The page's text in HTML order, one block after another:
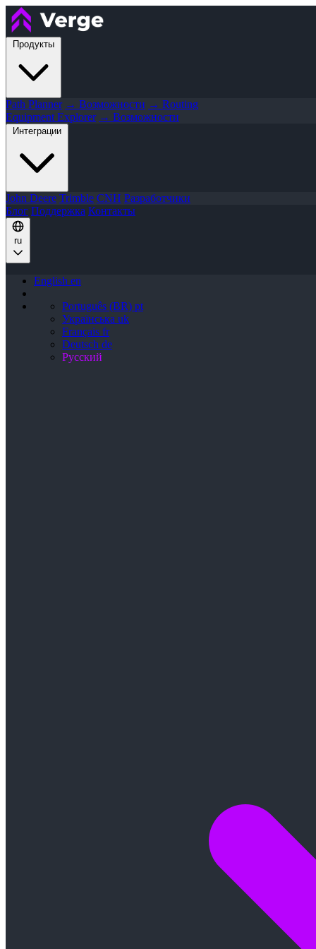
Продукты
Path Planner → Возможности → Routing
Equipment Explorer → Возможности
Интеграции
John Deere Trimble CNH Разработчики
Блог Поддержка Контакты
ru
English en
Português (BR) pt
Українська uk
Français fr
Deutsch de
Русский